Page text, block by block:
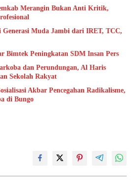
Merangin Bukan Anti Kritik,
Generasi Muda Jambi dari IRET, TCC,
Bimtek Peningkatan SDM Insan Pers
dan Perundungan, Al Haris
Sekolah Rakyat
Akbar Pencegahan Radikalisme,
di Bungo